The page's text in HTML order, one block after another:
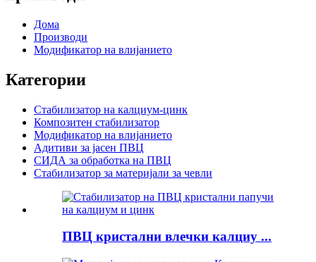
Дома
Производи
Модификатор на влијанието
Категории
Стабилизатор на калциум-цинк
Композитен стабилизатор
Модификатор на влијанието
Адитиви за јасен ПВЦ
СИДА за обработка на ПВЦ
Стабилизатор за материјали за чевли
ПВЦ кристални влечки калциу ...